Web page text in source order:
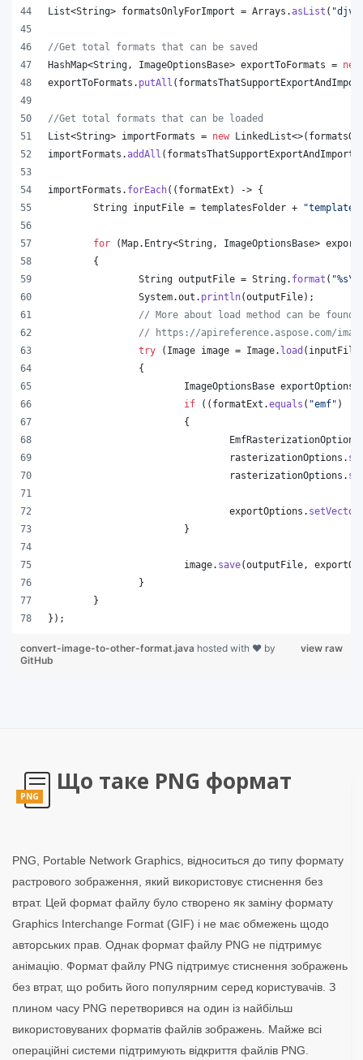
List<String> formatsOnlyForImport = Arrays .asList (
//Get total formats that can be saved
HashMap<String , ImageOptionsBase> exportToFormats = new
exportToFormats . putAll (
//Get total formats that can be loaded
List<String> importFormats = new LinkedList<>(
importFormats .addAll ( formatsThatSupportExportAndImport
importFormats . forEach(( formatExt ) -> {
String inputFile = templatesFolder +
for (Map. Entry<String , ImageOptionsBase>
	{
String outputFile = String. format ( "%s\\
System.out . println(outputFile);
// More about load method can be found
// https://apireference.aspose.com/
try ( Image image = Image. load ( inputFile
		{
ImageOptionsBase exportOptions
if (( formatExt .equals ( "emf" )
			{
EmfRasterizationOptions
rasterizationOptions .
rasterizationOptions .
exportOptions .
			}
image. save(outputFile ,
		}
	}
});
view raw
convert-image-to-other-format.java hosted with ❤ by
GitHub
PNG
Що таке PNG формат
PNG, Portable Network Graphics, відноситься до типу формату
растрового зображення, який використовує стиснення без
втрат. Цей формат файлу було створено як заміну формату
Graphics Interchange Format (GIF) і не має обмежень щодо
авторських прав. Однак формат файлу PNG не підтримує
анімацію. Формат файлу PNG підтримує стиснення зображень
без втрат, що робить його популярним серед користувачів. З
плином часу PNG перетворився на один із найбільш
використовуваних форматів файлів зображень. Майже всі
операційні системи підтримують відкриття файлів PNG.